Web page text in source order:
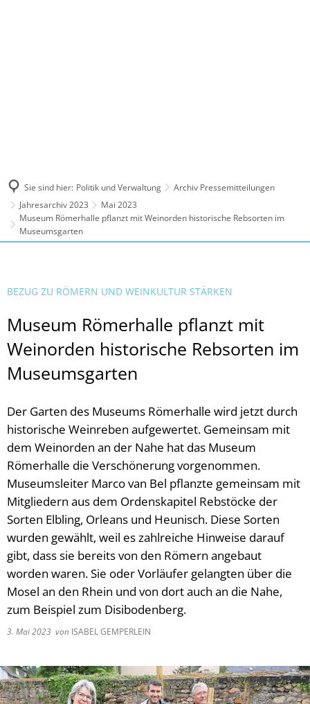
Sie sind hier: Politik und Verwaltung
Archiv Pressemitteilungen
Jahresarchiv 2023
Mai 2023
Museum Römerhalle pflanzt mit Weinorden historische Rebsorten im
Museumsgarten
BEZUG ZU RÖMERN UND WEINKULTUR STÄRKEN
Museum Römerhalle pflanzt mit
Weinorden historische Rebsorten im
Museumsgarten
Der Garten des Museums Römerhalle wird jetzt durch
historische Weinreben aufgewertet. Gemeinsam mit
dem Weinorden an der Nahe hat das Museum
Römerhalle die Verschönerung vorgenommen.
Museumsleiter Marco van Bel pflanzte gemeinsam mit
Mitgliedern aus dem Ordenskapitel Rebstöcke der
Sorten Elbling, Orleans und Heunisch. Diese Sorten
wurden gewählt, weil es zahlreiche Hinweise darauf
gibt, dass sie bereits von den Römern angebaut
worden waren. Sie oder Vorläufer gelangten über die
Mosel an den Rhein und von dort auch an die Nahe,
zum Beispiel zum Disibodenberg.
3. Mai 2023 von ISABEL GEMPERLEIN